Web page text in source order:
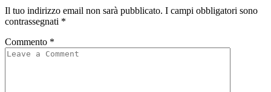
Il tuo indirizzo email non sarà pubblicato. I campi obbligatori sono
contrassegnati *
Commento *